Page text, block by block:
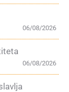
06/08/2026
06/08/2026